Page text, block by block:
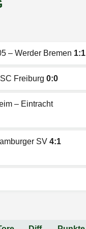
– Werder Bremen 1:1
Freiburg 0:0
– Eintracht
SV 4:1